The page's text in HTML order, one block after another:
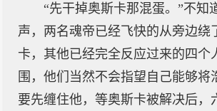
“先干掉奥斯卡那混蛋。”不知
声，两名魂帝已经飞快的从旁边绕
卡，其他已经完全反应过来的四个
围，他们当然不会指望自己能够将
要先缠住他，等奥斯卡被解决后，